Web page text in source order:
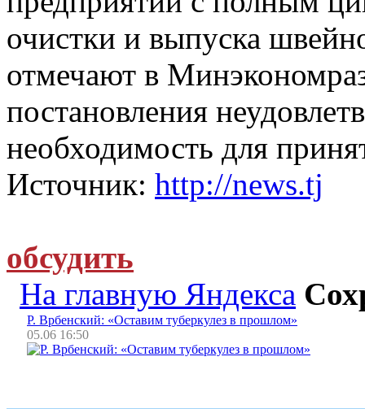
очистки и выпуска
отмечают в
постановления
необходимость для
Источник: http://news.tj
обсудить
На главную Яндекса
Р. Врбенский: «Оставим туберкулез в прошлом»
05.06 16:50